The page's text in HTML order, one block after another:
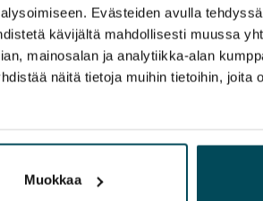
Evästeiden avulla
kävijältä mahdollisesti muussa
mainosalan ja analytiikka-alan
näitä tietoja muihin tietoihin, joita
Muokkaa
Voit